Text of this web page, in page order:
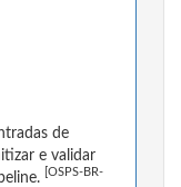
de
e validar
[OSPS-BR-